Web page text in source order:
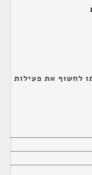
לחשוף את פעילות